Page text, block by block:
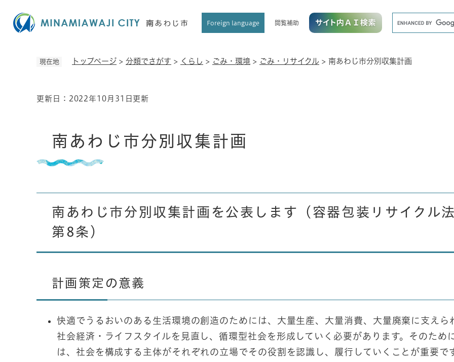
Foreign language 閲覧補助
ド
現在地 トップページ > 分類でさがす > くらし > ごみ・環境 > ごみ・リサイクル > 南あわじ市分別収集計画
本
更新日：2022年10月31日更新
南あわじ市分別収集計画
南あわじ市分別収集計画を公表します（容器包装リサイクル
第8条）
計画策定の意義
快適でうるおいのある生活環境の創造のためには、大量生産、大量消費、大量廃棄に支えら
社会経済・ライフスタイルを見直し、循環型社会を形成していく必要があります。そのため
は、社会を構成する主体がそれぞれの立場でその役割を認識し、履行していくことが重要で